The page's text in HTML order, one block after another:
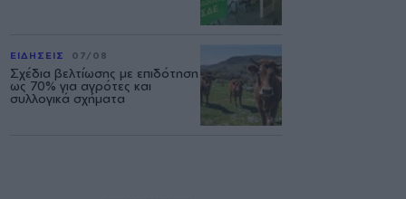
ΕΙΔΗΣΕΙΣ 07/08
Σχέδια βελτίωσης με επιδότηση
ως 70% για αγρότες και
συλλογικά σχήματα